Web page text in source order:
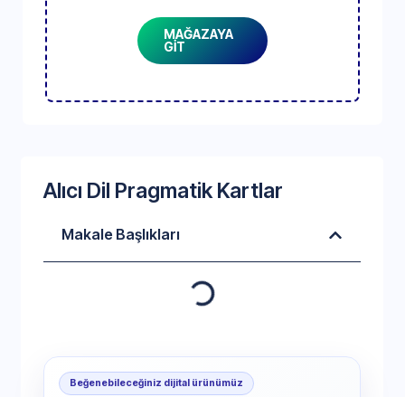
MAĞAZAYA
GİT
Alıcı Dil Pragmatik Kartlar
Makale Başlıkları
Beğenebileceğiniz dijital ürünümüz